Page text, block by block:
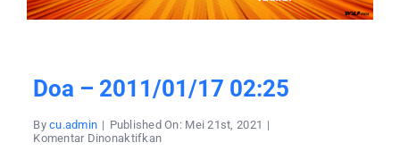
Doa – 2011/01/17 02:25
Bycu.admin | Published On: Mei 21st, 2021 |
Komentar Dinonaktifkanpada